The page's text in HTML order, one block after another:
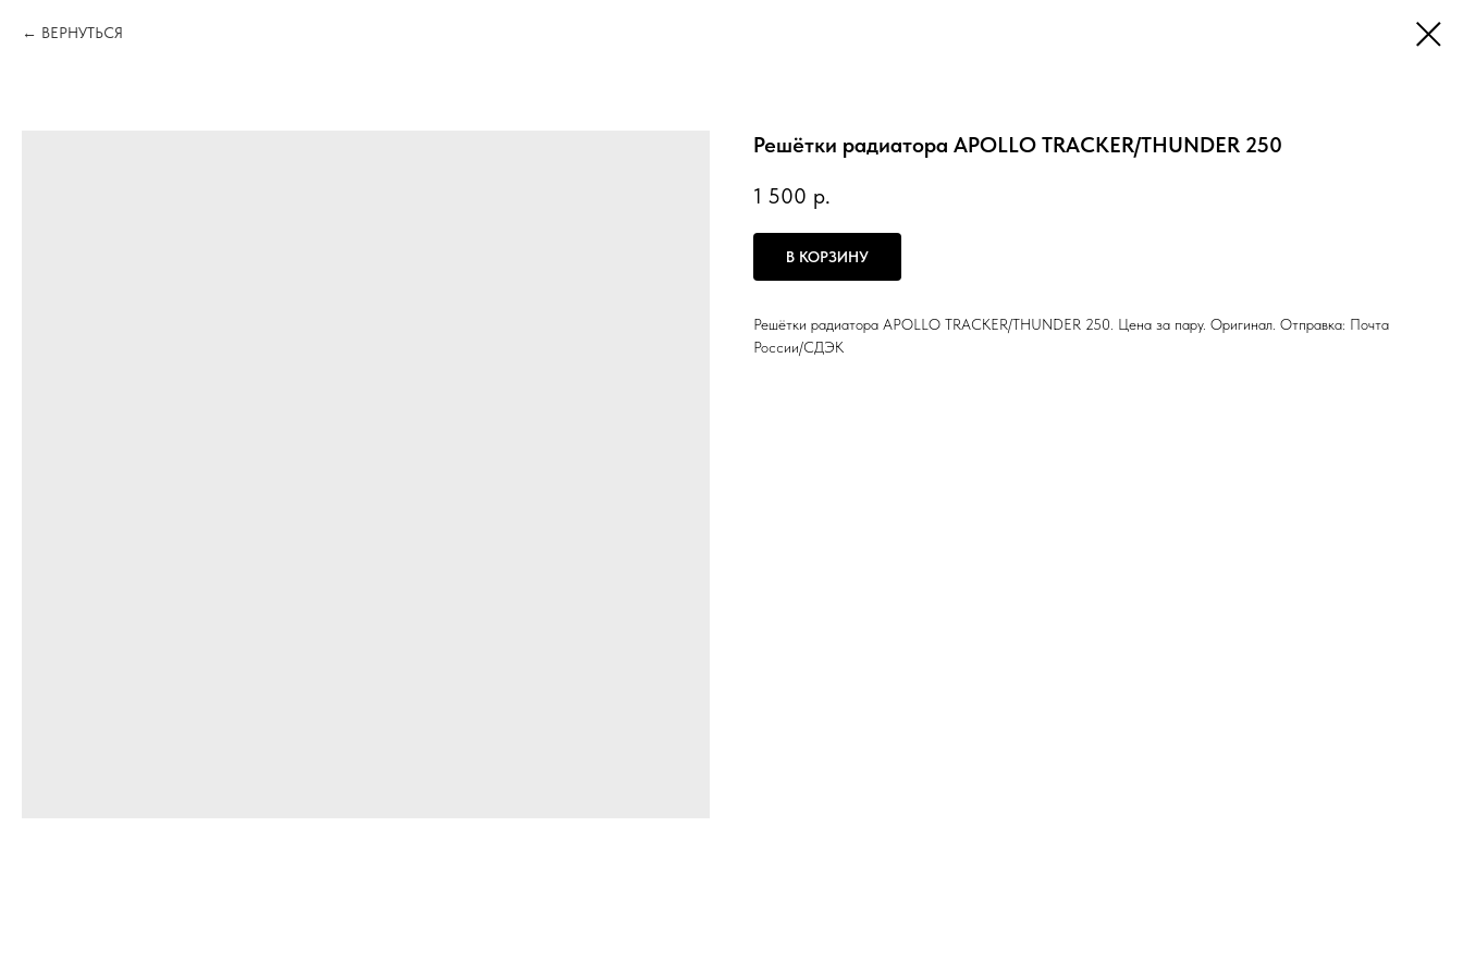
ВЕРНУТЬСЯ
Решётки радиатора APOLLO TRACKER/THUNDER 250
1 500 р.
В КОРЗИНУ
Решётки радиатора APOLLO TRACKER/THUNDER 250. Цена за пару. Оригинал. Отправка: Почта
России/СДЭК